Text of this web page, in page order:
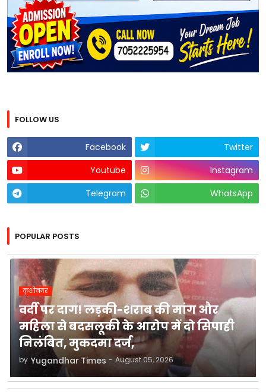
FOLLOW US
Facebook
Twitter
Youtube
Instagram
Telegram
WhatsApp
POPULAR POSTS
कुशीनगर
वर्दी पर दाग! लड़की-शराब की मांग और
महिला से बदसलूकी के आरोप में दो सिपाही
निलंबित, मुकदमा दर्ज,
by Yugandhar Times - August 05, 2026